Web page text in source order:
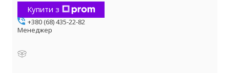
Купити з
+380 (68) 435-22-82
Менеджер